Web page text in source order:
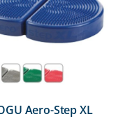
Aero-Step XL